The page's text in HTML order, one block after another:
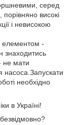
серед
порівняно високі
і невисокою
елементом -
знаходитись
не мати
насоса.Запускати
необхідно
в Україні!